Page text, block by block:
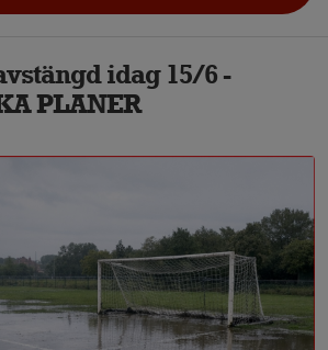
idag 15/6 -
PLANER